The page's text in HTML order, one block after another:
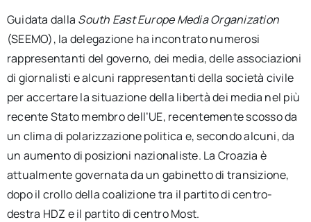
Guidata dalla South East Europe Media Organization
(SEEMO), la delegazione ha incontrato numerosi
rappresentanti del governo, dei media, delle associazioni
di giornalisti e alcuni rappresentanti della società civile
per accertare la situazione della libertà dei media nel più
recente Stato membro dell’UE, recentemente scosso da
un clima di polarizzazione politica e, secondo alcuni, da
un aumento di posizioni nazionaliste. La Croazia è
attualmente governata da un gabinetto di transizione,
dopo il crollo della coalizione tra il partito di centro-
destra HDZ e il partito di centro Most.